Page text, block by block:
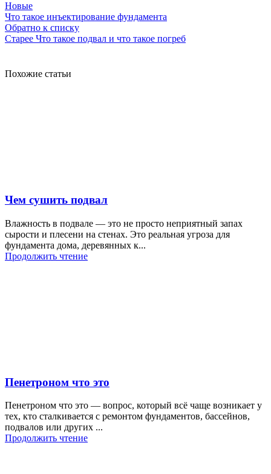
Новые
Что такое инъектирование фундамента
Обратно к списку
Старее Что такое подвал и что такое погреб
Похожие статьи
Чем сушить подвал
Влажность в подвале — это не просто неприятный запах
сырости и плесени на стенах. Это реальная угроза для
фундамента дома, деревянных к...
Продолжить чтение
Пенетроном что это
Пенетроном что это — вопрос, который всё чаще возникает у
тех, кто сталкивается с ремонтом фундаментов, бассейнов,
подвалов или других ...
Продолжить чтение